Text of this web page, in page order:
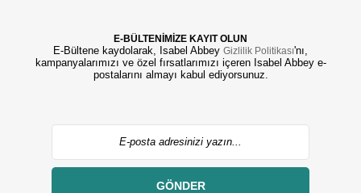
E-BÜLTENİMİZE KAYIT OLUN
E-Bültene kaydolarak, Isabel Abbey Gizlilik Politikası'nı,
kampanyalarımızı ve özel fırsatlarımızı içeren Isabel Abbey e-
postalarını almayı kabul ediyorsunuz.
GÖNDER